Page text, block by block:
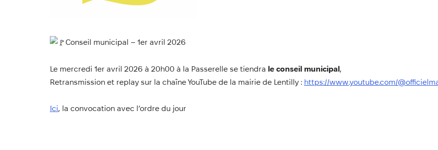
Conseil municipal – 1er avril 2026
Le mercredi 1er avril 2026 à 20h00 à la Passerelle se tiendra le conseil municipal,
Retransmission et replay sur la chaîne YouTube de la mairie de Lentilly : https://www.youtube.com/
Ici, la convocation avec l’ordre du jour